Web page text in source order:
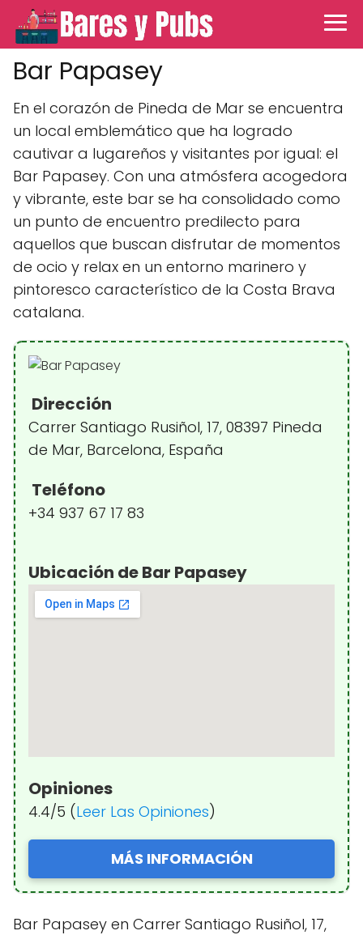
Bar Papasey
En el corazón de Pineda de Mar se encuentra
un local emblemático que ha logrado
cautivar a lugareños y visitantes por igual: el
Bar Papasey. Con una atmósfera acogedora
y vibrante, este bar se ha consolidado como
un punto de encuentro predilecto para
aquellos que buscan disfrutar de momentos
de ocio y relax en un entorno marinero y
pintoresco característico de la Costa Brava
catalana.
Dirección
Carrer Santiago Rusiñol, 17, 08397 Pineda
de Mar, Barcelona, España
Teléfono
+34 937 67 17 83
Ubicación de Bar Papasey
Opiniones
4.4/5 (Leer Las Opiniones)
MÁS INFORMACIÓN
Bar Papasey en Carrer Santiago Rusiñol, 17,